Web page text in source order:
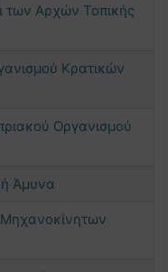
των Αρχών Τοπικής
Κρατικών
Οργανισμού
Άμυνα